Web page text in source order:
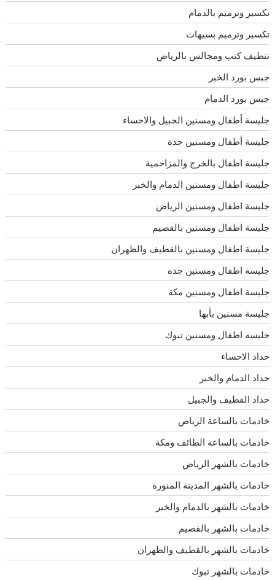
تكسير وترميم بالدمام
تكسير وترميم بسيهات
تنظيف كنب ومجالس بالرياض
جبس بورد الخبر
جبس بورد الدمام
جليسة أطفال ومسنين الجبيل والاحساء
جليسة أطفال ومسنين جدة
جليسة اطفال بالخرج والمزاحمية
جليسة اطفال ومسنين الدمام والخبر
جليسة اطفال ومسنين الرياض
جليسة اطفال ومسنين بالقصيم
جليسة اطفال ومسنين بالقطيف والظهران
جليسة اطفال ومسنين جده
جليسة اطفال ومسنين مكة
جليسة مسنين بأبها
جليسه اطفال ومسنين تبوك
حداد الاحساء
حداد الدمام والخبر
حداد القطيف والجبيل
خادمات بالساعة الرياض
خادمات بالساعه الطائف ومكة
خادمات بالشهر الرياض
خادمات بالشهر المدينة المنورة
خادمات بالشهر بالدمام والخبر
خادمات بالشهر بالقصيم
خادمات بالشهر بالقطيف والظهران
خادمات بالشهر تبوك